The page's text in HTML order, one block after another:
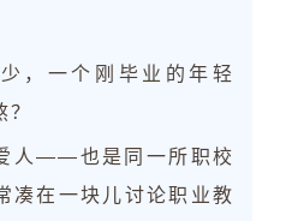
，一个刚毕业的年轻
人——也是同一所职校
凑在一块儿讨论职业教